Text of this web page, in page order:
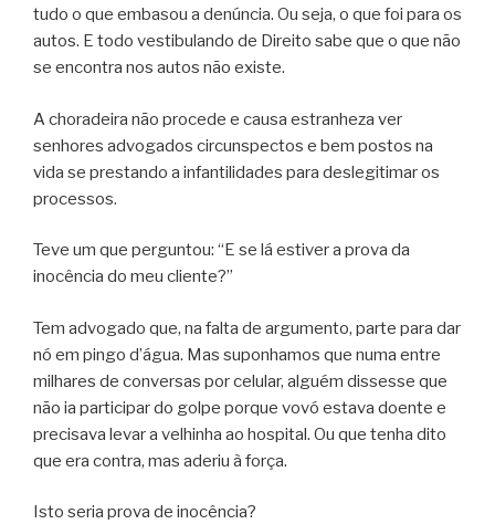
tudo o que embasou a denúncia. Ou seja, o que foi para os
autos. E todo vestibulando de Direito sabe que o que não
se encontra nos autos não existe.
A choradeira não procede e causa estranheza ver
senhores advogados circunspectos e bem postos na
vida se prestando a infantilidades para deslegitimar os
processos.
Teve um que perguntou: “E se lá estiver a prova da
inocência do meu cliente?”
Tem advogado que, na falta de argumento, parte para dar
nó em pingo d’água. Mas suponhamos que numa entre
milhares de conversas por celular, alguém dissesse que
não ia participar do golpe porque vovó estava doente e
precisava levar a velhinha ao hospital. Ou que tenha dito
que era contra, mas aderiu à força.
Isto seria prova de inocência?